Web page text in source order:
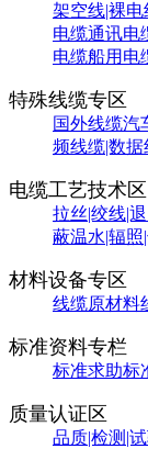
架空线|裸电
电缆通讯电
电缆船用电
特殊线缆专区
国外线缆汽
频线缆|数据
电缆工艺技术区
拉丝|绞线|
蔽温水|辐照
材料设备专区
线缆原材料
标准资料专栏
标准求助标
质量认证区
品质|检测|